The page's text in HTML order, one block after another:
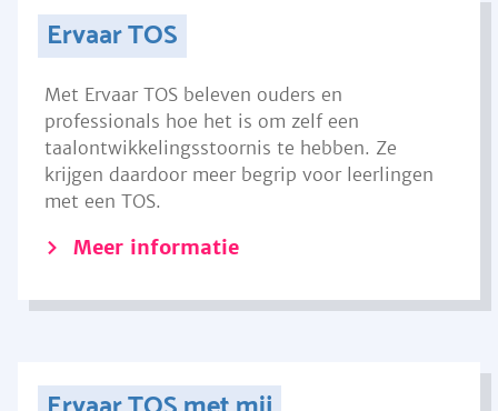
Ervaar TOS
Met Ervaar TOS beleven ouders en
professionals hoe het is om zelf een
taalontwikkelingsstoornis te hebben. Ze
krijgen daardoor meer begrip voor leerlingen
met een TOS.
Meer informatie